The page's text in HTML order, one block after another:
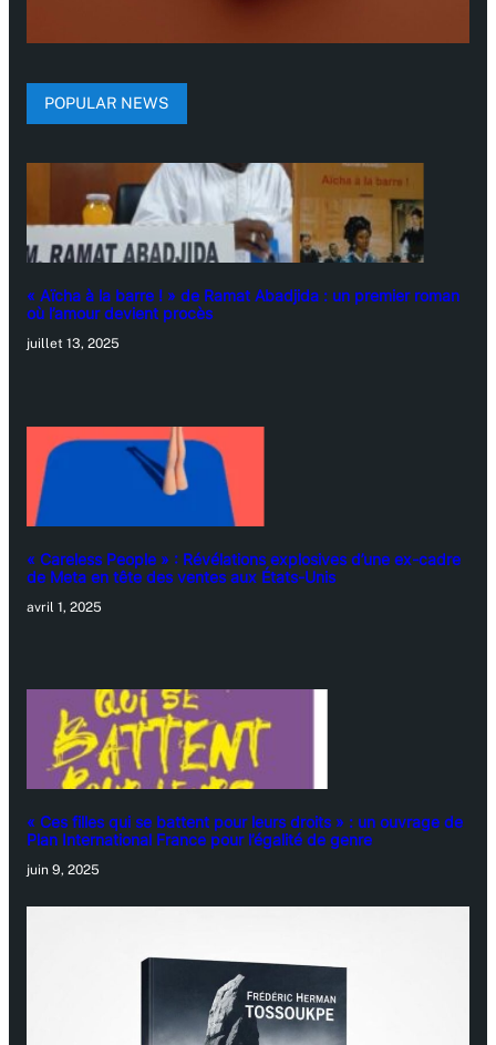
POPULAR NEWS
« Aïcha à la barre ! » de Ramat Abadjida : un premier roman
où l’amour devient procès
juillet 13, 2025
« Careless People » : Révélations explosives d’une ex-cadre
de Meta en tête des ventes aux États-Unis
avril 1, 2025
« Ces filles qui se battent pour leurs droits » : un ouvrage de
Plan International France pour l’égalité de genre
juin 9, 2025